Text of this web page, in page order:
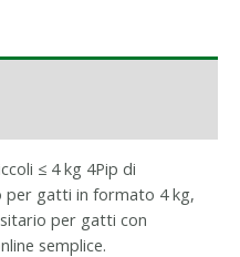
≤ 4 kg 4Pip di
per gatti in formato 4 kg,
per gatti con
semplice.